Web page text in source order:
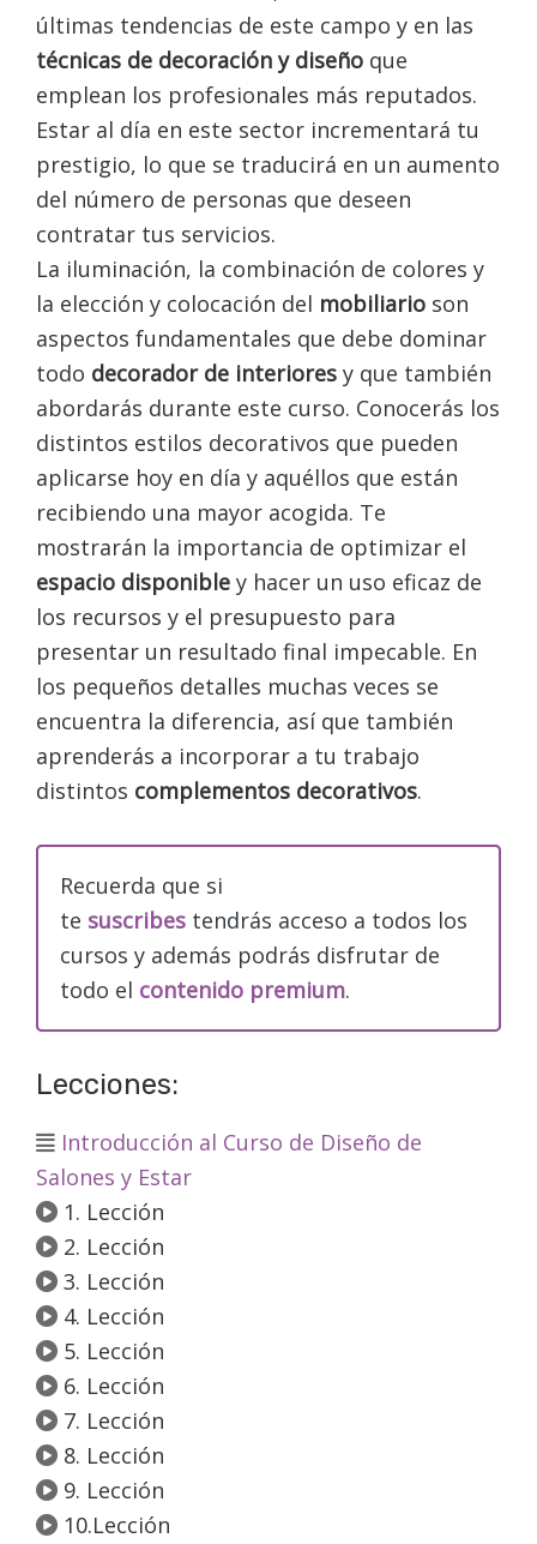
últimas tendencias de este campo y en las
técnicas de decoración y diseño que
emplean los profesionales más reputados.
Estar al día en este sector incrementará tu
prestigio, lo que se traducirá en un aumento
del número de personas que deseen
contratar tus servicios.
La iluminación, la combinación de colores y
la elección y colocación del mobiliario son
aspectos fundamentales que debe dominar
todo decorador de interiores y que también
abordarás durante este curso. Conocerás los
distintos estilos decorativos que pueden
aplicarse hoy en día y aquéllos que están
recibiendo una mayor acogida. Te
mostrarán la importancia de optimizar el
espacio disponible y hacer un uso eficaz de
los recursos y el presupuesto para
presentar un resultado final impecable. En
los pequeños detalles muchas veces se
encuentra la diferencia, así que también
aprenderás a incorporar a tu trabajo
distintos complementos decorativos.
Recuerda que si
te suscribes tendrás acceso a todos los
cursos y además podrás disfrutar de
todo el contenido premium.
Lecciones:
Introducción al Curso de Diseño de
Salones y Estar
1. Lección
2. Lección
3. Lección
4. Lección
5. Lección
6. Lección
7. Lección
8. Lección
9. Lección
10.Lección